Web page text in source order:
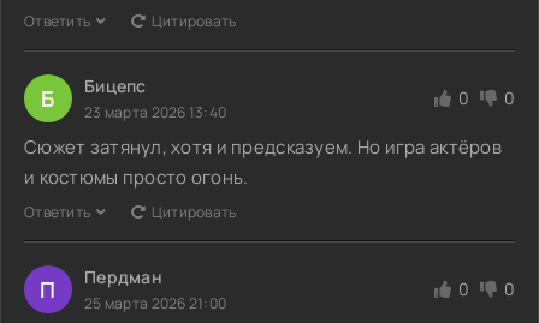
Ответить Цитировать
Б Бицепс
23 марта 2026 13:40
0 0
Сюжет затянул, хотя и предсказуем. Но игра актёров
и костюмы просто огонь.
Ответить Цитировать
П Пердман
25 марта 2026 21:00
0 0